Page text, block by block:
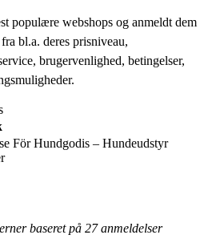
populære webshops og anmeldt dem
bl.a. deres prisniveau,
brugervenlighed, betingelser,
För Hundgodis – Hundeudstyr
baseret på 27anmeldelser